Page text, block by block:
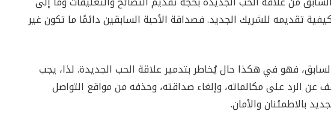
تقديمه للشريك الجديد. فصداقة الأحبة السابقين دائمًا ما تكون غير
فهو في هكذا حال يُخاطر بتدمير علاقة الحب الجديدة. لذا، يجب
عن الرد على مكالماته، وإلغاء صداقته، وحذفه من مواقع التواصل
بالاطمئنان والأمان.